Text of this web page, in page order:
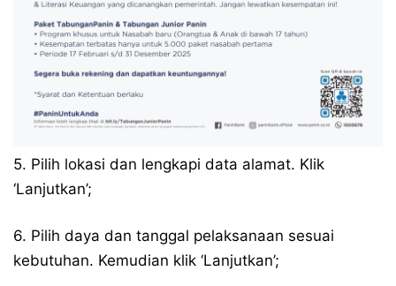
5. Pilih lokasi dan lengkapi data alamat. Klik
‘Lanjutkan’;
6. Pilih daya dan tanggal pelaksanaan sesuai
kebutuhan. Kemudian klik ‘Lanjutkan’;